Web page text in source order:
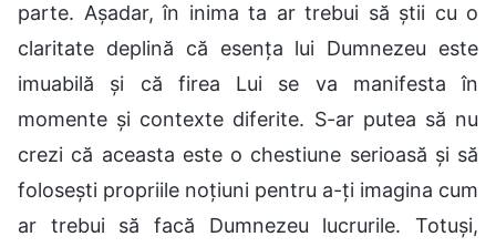
parte. Așadar, în inima ta ar trebui să știi cu o
claritate deplină că esența lui Dumnezeu este
imuabilă și că firea Lui se va manifesta în
momente și contexte diferite. S-ar putea să nu
crezi că aceasta este o chestiune serioasă și să
folosești propriile noțiuni pentru a-ți imagina cum
ar trebui să facă Dumnezeu lucrurile. Totuși,